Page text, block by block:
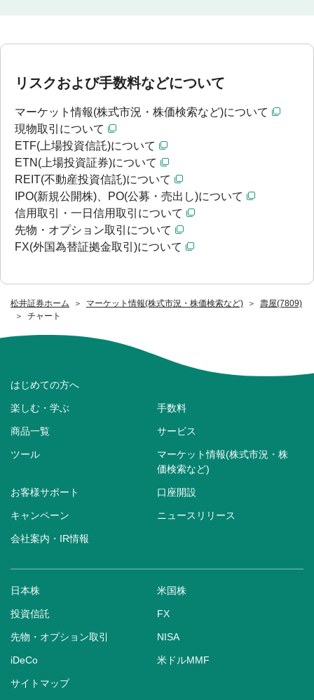
松井証券ホーム マーケット情報(株式市況・株価検索など)
壽屋(7809)
チャート
リスクおよび手数料などについて
マーケット情報(株式市況・株価検索など)について
現物取引について
ETF(上場投資信託)について
ETN(上場投資証券)について
REIT(不動産投資信託)について
IPO(新規公開株)、PO(公募・売出し)について
信用取引・一日信用取引について
先物・オプション取引について
FX(外国為替証拠金取引)について
はじめての方へ
楽しむ・学ぶ 手数料
商品一覧 サービス
ツール
マーケット情報(株式市況・株
価検索など)
お客様サポート 口座開設
キャンペーン ニュースリリース
会社案内・IR情報
日本株 米国株
投資信託 FX
先物・オプション取引 NISA
iDeCo 米ドルMMF
サイトマップ